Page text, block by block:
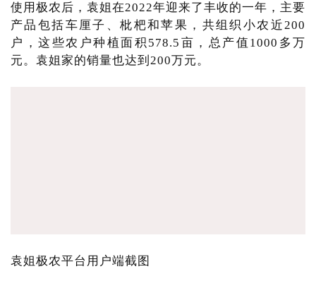
使用极农后，袁姐在2022年迎来了丰收的一年，主要
产品包括车厘子、枇杷和苹果，共组织小农近200
户，这些农户种植面积578.5亩，总产值1000多万
元。袁姐家的销量也达到200万元。
袁姐极农平台用户端截图